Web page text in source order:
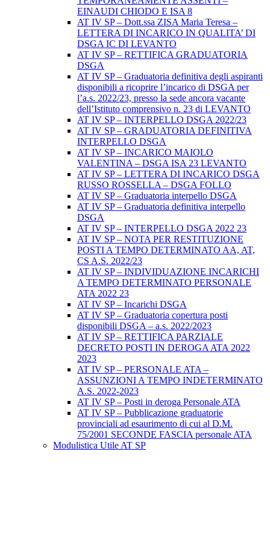
EINAUDI CHIODO E ISA 8
AT IV SP – Dott.ssa ZISA Maria Teresa –
LETTERA DI INCARICO IN QUALITA’ DI
DSGA IC DI LEVANTO
AT IV SP – RETTIFICA GRADUATORIA
DSGA
AT IV SP – Graduatoria definitiva degli aspiranti
disponibili a ricoprire l’incarico di DSGA per
l’a.s. 2022/23, presso la sede ancora vacante
dell’Istituto comprensivo n. 23 di LEVANTO
AT IV SP – INTERPELLO DSGA 2022/23
AT IV SP – GRADUATORIA DEFINITIVA
INTERPELLO DSGA
AT IV SP – INCARICO MAIOLO
VALENTINA – DSGA ISA 23 LEVANTO
AT IV SP – LETTERA DI INCARICO DSGA
RUSSO ROSSELLA – DSGA FOLLO
AT IV SP – Graduatoria interpello DSGA
AT IV SP – Graduatoria definitiva interpello
DSGA
AT IV SP – INTERPELLO DSGA 2022 23
AT IV SP – NOTA PER RESTITUZIONE
POSTI A TEMPO DETERMINATO AA, AT,
CS A.S. 2022/23
AT IV SP – INDIVIDUAZIONE INCARICHI
A TEMPO DETERMINATO PERSONALE
ATA 2022 23
AT IV SP – Incarichi DSGA
AT IV SP – Graduatoria copertura posti
disponibili DSGA – a.s. 2022/2023
AT IV SP – RETTIFICA PARZIALE
DECRETO POSTI IN DEROGA ATA 2022
2023
AT IV SP – PERSONALE ATA –
ASSUNZIONI A TEMPO INDETERMINATO
A.S. 2022-2023
AT IV SP – Posti in deroga Personale ATA
AT IV SP – Pubblicazione graduatorie
provinciali ad esaurimento di cui al D.M.
75/2001 SECONDE FASCIA personale ATA
Modulistica Utile AT SP